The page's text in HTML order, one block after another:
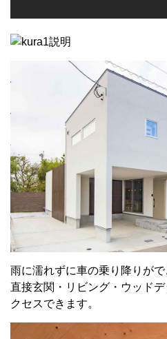
雨に濡れずに車の乗り降りが
直接玄関・リビング・ウッド
クセスできます。